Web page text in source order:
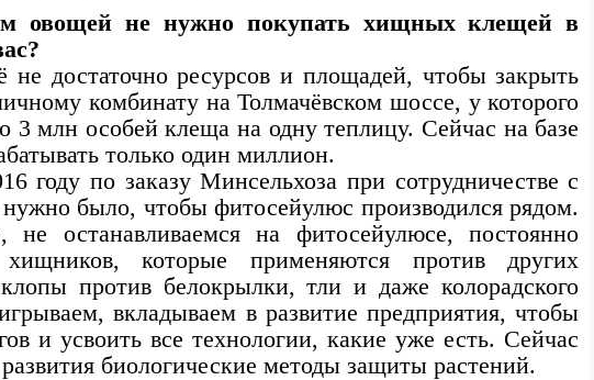
овощей не нужно покупать хищных клещей в
достаточно ресурсов и площадей, чтобы закрыть
комбинату на Толмачёвском шоссе, у которого
3 млн особей клеща на одну теплицу. Сейчас на базе
только один миллион.
году по заказу Минсельхоза при сотрудничестве с
было, чтобы фитосейулюс производился рядом.
останавливаемся на фитосейулюсе, постоянно
которые применяются против других
против белокрылки, тли и даже колорадского
вкладываем в развитие предприятия, чтобы
и усвоить все технологии, какие уже есть. Сейчас
биологические методы защиты растений.